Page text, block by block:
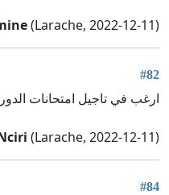
(Larache, 2022-12-11)
#82
ارغب في تاجيل امتحانات
(Larache, 2022-12-11)
#84